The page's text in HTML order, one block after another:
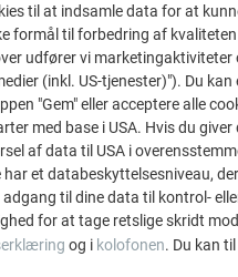
til at indsamle data for at
formål til forbedring af
udfører vi
(inkl. US-tjenester)"). Du
"Gem" eller acceptere alle
med base i USA. Hvis du
af data til USA i
har et databeskyttelsesniveau,
til dine data til kontrol-
for at tage retslige skridt
og i kolofonen. Du kan